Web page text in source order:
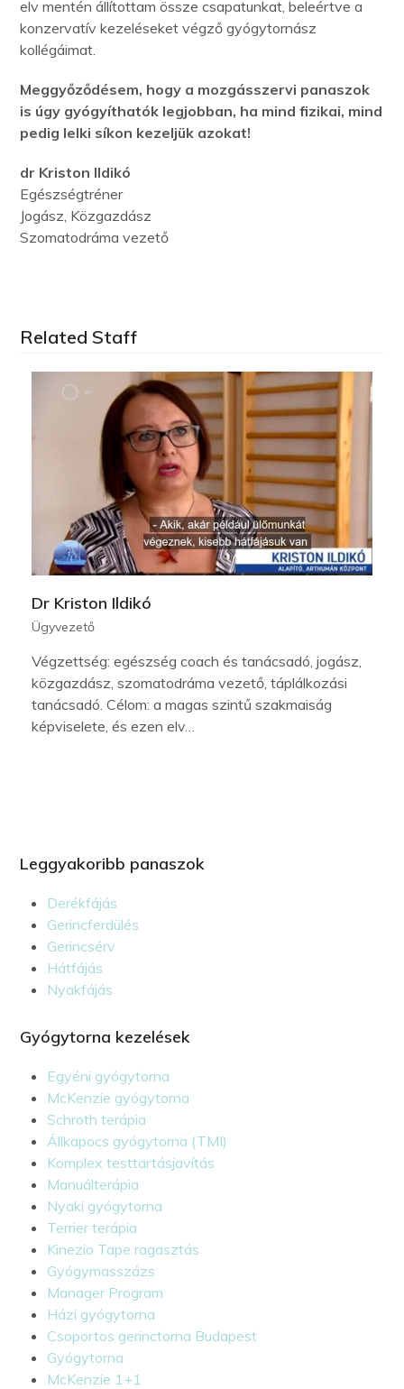
elv mentén állítottam össze csapatunkat, beleértve a
konzervatív kezeléseket végző gyógytornász
kollégáimat.
Meggyőződésem, hogy a mozgásszervi panaszok
is úgy gyógyíthatók legjobban, ha mind fizikai, mind
pedig lelki síkon kezeljük azokat!
dr Kriston Ildikó
Egészségtréner
Jogász, Közgazdász
Szomatodráma vezető
Related Staff
Dr Kriston Ildikó
Ügyvezető
Végzettség: egészség coach és tanácsadó, jogász,
közgazdász, szomatodráma vezető, táplálkozási
tanácsadó. Célom: a magas szintű szakmaiság
képviselete, és ezen elv…
Leggyakoribb panaszok
Derékfájás
Gerincferdülés
Gerincsérv
Hátfájás
Nyakfájás
Gyógytorna kezelések
Egyéni gyógytorna
McKenzie gyógytorna
Schroth terápia
Állkapocs gyógytorna (TMI)
Komplex testtartásjavítás
Manuálterápia
Nyaki gyógytorna
Terrier terápia
Kinezio Tape ragasztás
Gyógymasszázs
Manager Program
Házi gyógytorna
Csoportos gerinctorna Budapest
Gyógytorna
McKenzie 1+1